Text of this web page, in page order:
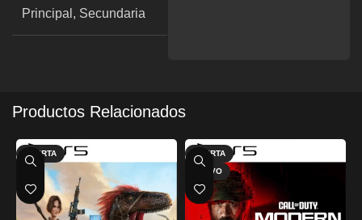
Principal, Secundaria
Productos Relacionados
OFERTA
OFERTA
NUEVO